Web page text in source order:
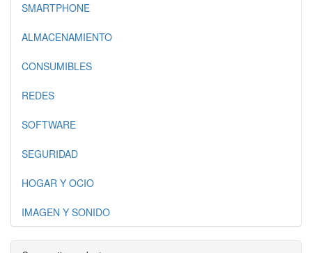
SMARTPHONE
ALMACENAMIENTO
CONSUMIBLES
REDES
SOFTWARE
SEGURIDAD
HOGAR Y OCIO
IMAGEN Y SONIDO